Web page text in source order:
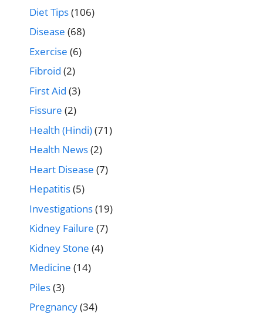
Diet Tips(106)
Disease (68)
Exercise (6)
Fibroid (2)
First Aid (3)
Fissure (2)
Health (Hindi)(71)
Health News(2)
Heart Disease (7)
Hepatitis(5)
Investigations(19)
Kidney Failure (7)
Kidney Stone (4)
Medicine (14)
Piles(3)
Pregnancy(34)